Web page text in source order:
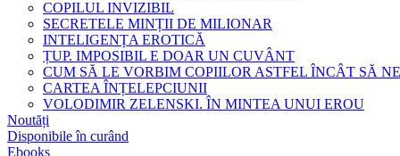
COPILUL INVIZIBIL
SECRETELE MINȚII DE MILIONAR
INTELIGENȚA EROTICĂ
ȚUP. IMPOSIBIL E DOAR UN CUVÂNT
CUM SĂ LE VORBIM COPIILOR ASTFEL ÎNCÂT SĂ
CARTEA ÎNȚELEPCIUNII
VOLODIMIR ZELENSKI. ÎN MINTEA UNUI EROU
Noutăți
Disponibile în curând
Ebooks